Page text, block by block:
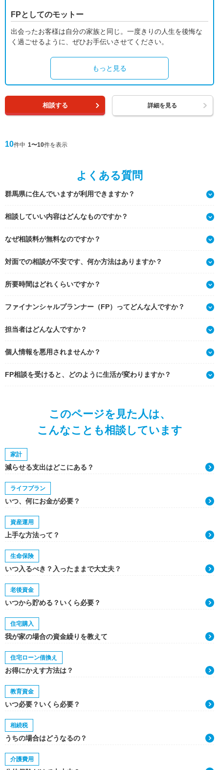
FPとしてのモットー
出会ったお客様は自分の家族と同じ。一度きりの人生を後悔な
く過ごせるように、ぜひお手伝いさせてください。
もっと見る
相談する 詳細を見る
10件中 1〜10件を表示
よくある質問
群馬県に住んでいますが利用できますか？
相談していい内容はどんなものですか？
なぜ相談料が無料なのですか？
対面での相談が不安です、何か方法はありますか？
所要時間はどれくらいですか？
ファイナンシャルプランナー（FP）ってどんな人ですか？
担当者はどんな人ですか？
個人情報を悪用されませんか？
FP相談を受けると、どのように生活が変わりますか？
このページを見た人は、
こんなことも相談しています
家計
減らせる支出はどこにある？
ライフプラン
いつ、何にお金が必要？
資産運用
上手な方法って？
生命保険
いつ入るべき？入ったままで大丈夫？
老後資金
いつから貯める？いくら必要？
住宅購入
我が家の場合の資金繰りを教えて
住宅ローン借換え
お得にかえす方法は？
教育資金
いつ必要？いくら必要？
相続税
うちの場合はどうなるの？
介護費用